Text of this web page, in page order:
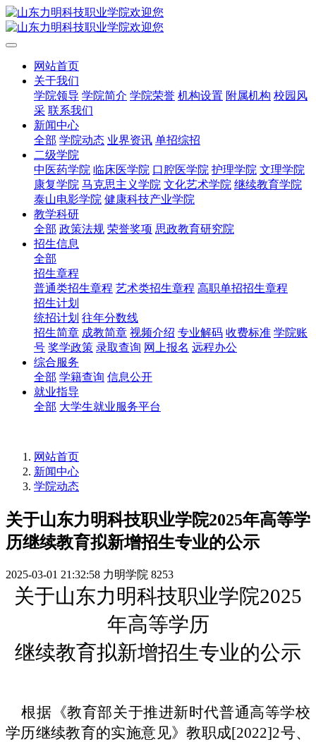
网站首页
关于我们
学院领导 学院简介 学院荣誉 机构设置 附属机构 校园风
采 联系我们
新闻中心
全部 学院动态 业界资讯 单招综招
二级学院
中医药学院 临床医学院 口腔医学院 护理学院 文理学院
康复学院 马克思主义学院 文化艺术学院 继续教育学院
泰山电影学院 健康科技产业学院
教学科研
全部 政策法规 荣誉奖项 思政教育研究院
招生信息
全部
招生章程
普通类招生章程 艺术类招生章程 高职单招招生章程
招生计划
统招计划 往年分数线
招生简章 成教简章 视频介绍 专业解码 收费标准 学院账
号 奖学政策 录取查询 网上报名 远程办公
综合服务
全部 学籍查询 信息公开
就业指导
全部 大学生就业服务平台
网站首页
新闻中心
学院动态
关于山东力明科技职业学院2025年高等学
历继续教育拟新增招生专业的公示
2025-03-01 21:32:58 力明学院 8253
关于山东力明科技职业学院2025
年高等学历
继续教育拟新增招生专业的公示
根据《教育部关于推进新时代普通高等学校
学历继续教育的实施意见》教职成[2022]2号、